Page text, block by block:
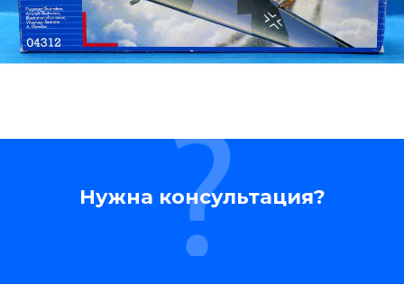
Нужна консультация?